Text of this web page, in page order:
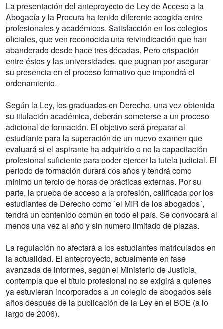
La presentación del anteproyecto de Ley de Acceso a la
Abogacía y la Procura ha tenido diferente acogida entre
profesionales y académicos. Satisfacción en los colegios
oficiales, que ven reconocida una reivindicación que han
abanderado desde hace tres décadas. Pero crispación
entre éstos y las universidades, que pugnan por asegurar
su presencia en el proceso formativo que impondrá el
ordenamiento.
Según la Ley, los graduados en Derecho, una vez obtenida
su titulación académica, deberán someterse a un proceso
adicional de formación. El objetivo será preparar al
estudiante para la superación de un nuevo examen que
evaluará si el aspirante ha adquirido o no la capacitación
profesional suficiente para poder ejercer la tutela judicial. El
período de formación durará dos años y tendrá como
mínimo un tercio de horas de prácticas externas. Por su
parte, la prueba de acceso a la profesión, calificada por los
estudiantes de Derecho como `el MIR de los abogados´,
tendrá un contenido común en todo el país. Se convocará al
menos una vez al año y sin número limitado de plazas.
La regulación no afectará a los estudiantes matriculados en
la actualidad. El anteproyecto, actualmente en fase
avanzada de informes, según el Ministerio de Justicia,
contempla que el título profesional no se exigirá a quienes
ya estuvieran incorporados a un colegio de abogados seis
años después de la publicación de la Ley en el BOE (a lo
largo de 2006).